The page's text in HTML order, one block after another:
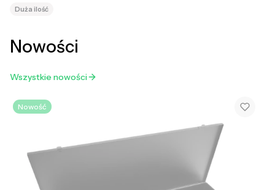
Duża ilość
Nowości
Wszystkie nowości
Nowość